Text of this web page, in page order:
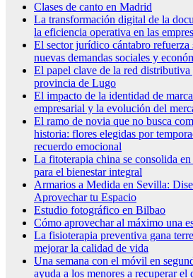
Clases de canto en Madrid
La transformación digital de la
la eficiencia operativa en las
El sector jurídico cántabro refuerza
nuevas demandas sociales y
El papel clave de la red
provincia de Lugo
El impacto de la identidad de
empresarial y la evolución del
El ramo de novia que no busca
historia: flores elegidas por
recuerdo emocional
La fitoterapia china se consolida
para el bienestar integral
Armarios a Medida en Sevilla:
Aprovechar tu Espacio
Estudio fotográfico en Bilbao
Cómo aprovechar al máximo una
La fisioterapia preventiva gana
mejorar la calidad de vida
Una semana con el móvil en
ayuda a los menores a recuperar